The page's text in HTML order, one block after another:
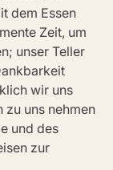
dem Essen
Zeit, um
unser Teller
wir uns
zu uns nehmen
und des
zur